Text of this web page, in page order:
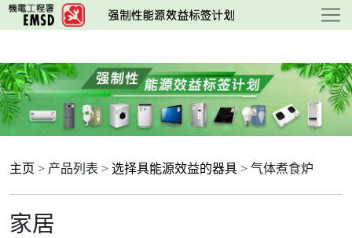
跳
至
要
内
容
主页 > 产品列表 > 选择具能源效益的器具 > 气体煮食炉
家居